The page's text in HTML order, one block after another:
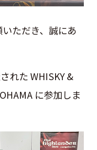
ただき、誠にあ
れた WHISKY &
に参加しま